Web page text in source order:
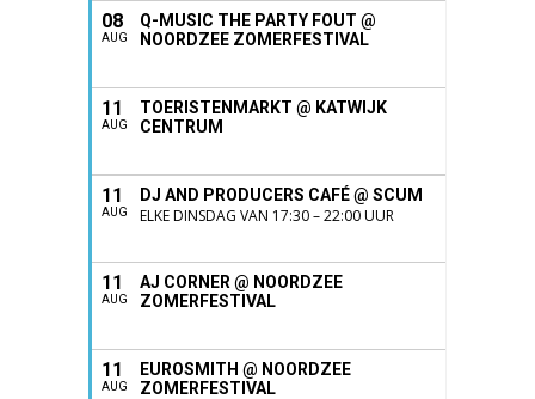
08
AUG
Q-MUSIC THE PARTY FOUT @
NOORDZEE ZOMERFESTIVAL
11
AUG
TOERISTENMARKT @ KATWIJK
CENTRUM
11
AUG
DJ AND PRODUCERS CAFÉ @ SCUM
ELKE DINSDAG VAN 17:30 – 22:00 UUR
11
AUG
AJ CORNER @ NOORDZEE
ZOMERFESTIVAL
11
AUG
EUROSMITH @ NOORDZEE
ZOMERFESTIVAL